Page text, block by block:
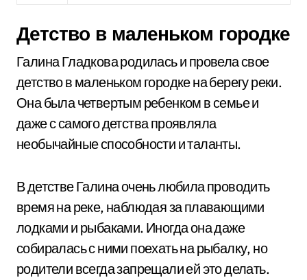
Детство в маленьком городке
Галина Гладкова родилась и провела свое
детство в маленьком городке на берегу реки.
Она была четвертым ребенком в семье и
даже с самого детства проявляла
необычайные способности и таланты.
В детстве Галина очень любила проводить
время на реке, наблюдая за плавающими
лодками и рыбаками. Иногда она даже
собиралась с ними поехать на рыбалку, но
родители всегда запрещали ей это делать.